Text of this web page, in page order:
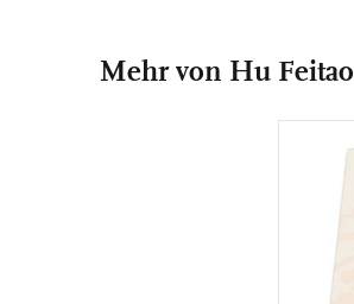
Mehr von Hu Feitao